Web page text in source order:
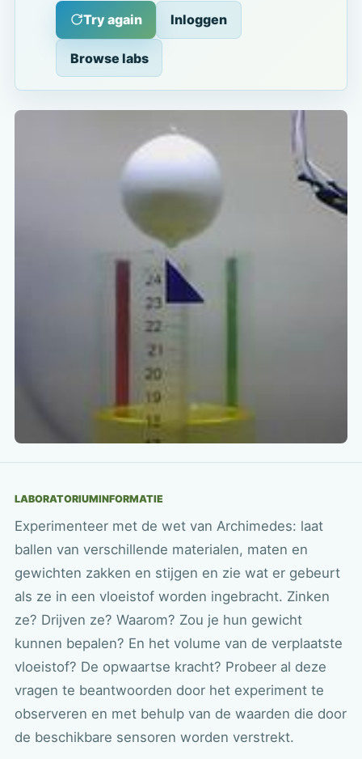
Try again Inloggen
Browse labs
LABORATORIUMINFORMATIE
Experimenteer met de wet van Archimedes: laat
ballen van verschillende materialen, maten en
gewichten zakken en stijgen en zie wat er gebeurt
als ze in een vloeistof worden ingebracht. Zinken
ze? Drijven ze? Waarom? Zou je hun gewicht
kunnen bepalen? En het volume van de verplaatste
vloeistof? De opwaartse kracht? Probeer al deze
vragen te beantwoorden door het experiment te
observeren en met behulp van de waarden die door
de beschikbare sensoren worden verstrekt.